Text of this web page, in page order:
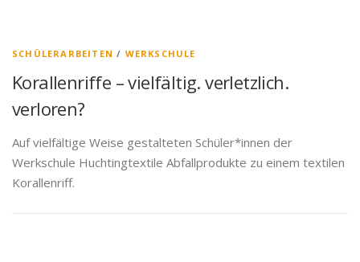
SCHÜLERARBEITEN / WERKSCHULE
Korallenriffe – vielfältig. verletzlich.
verloren?
Auf vielfältige Weise gestalteten Schüler*innen der
Werkschule Huchtingtextile Abfallprodukte zu einem textilen
Korallenriff.